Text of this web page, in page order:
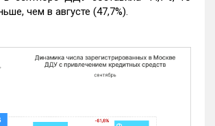
чем в августе (47,7%).